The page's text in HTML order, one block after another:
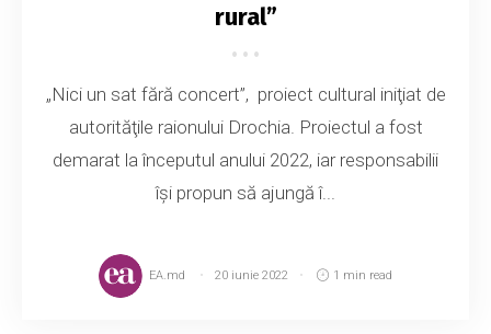
rural”
„Nici un sat fără concert”, proiect cultural iniţiat de
autorităţile raionului Drochia. Proiectul a fost
demarat la începutul anului 2022, iar responsabilii
își propun să ajungă î...
EA.md 20 iunie 2022 1 min read